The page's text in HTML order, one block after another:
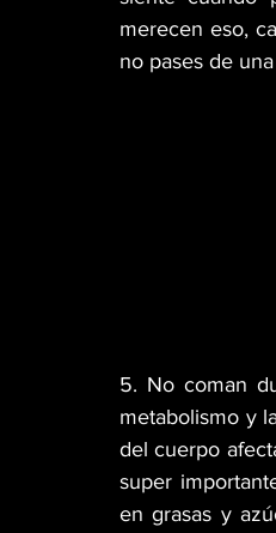
merecen eso,
no pases de
5. No coman
metabolismo y
del cuerpo
super
en grasas y